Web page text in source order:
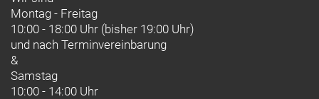
Montag - Freitag
10:00 - 18:00 Uhr (bisher 19:00 Uhr)
und nach Terminvereinbarung
&
Samstag
10:00 - 14:00 Uhr